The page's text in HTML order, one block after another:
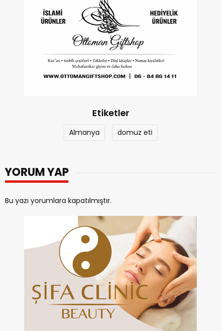
Etiketler
Almanya domuz eti
YORUM YAP
Bu yazı yorumlara kapatılmıştır.